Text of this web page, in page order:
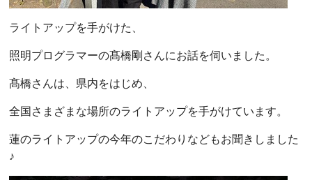
ライトアップを手がけた、
照明プログラマーの髙橋剛さんにお話を伺いました。
髙橋さんは、県内をはじめ、
全国さまざまな場所のライトアップを手がけています。
蓮のライトアップの今年のこだわりなどもお聞きしました
♪